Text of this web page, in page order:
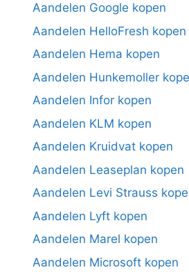
Aandelen Google kopen
Aandelen HelloFresh kopen
Aandelen Hema kopen
Aandelen Hunkemoller
Aandelen Infor kopen
Aandelen KLM kopen
Aandelen Kruidvat kopen
Aandelen Leaseplan kopen
Aandelen Levi Strauss
Aandelen Lyft kopen
Aandelen Marel kopen
Aandelen Microsoft kopen